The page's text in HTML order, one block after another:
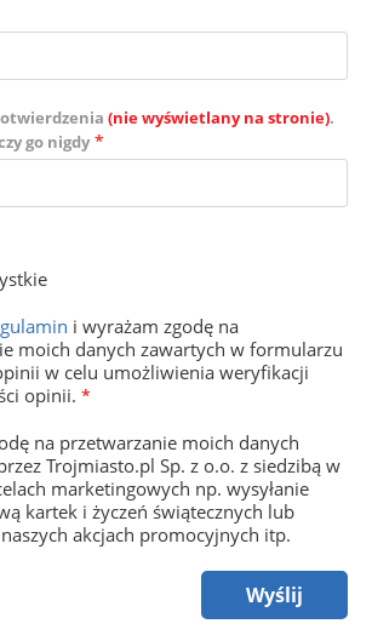
(nie wyświetlany na stronie).
go nigdy *
i wyrażam zgodę na
moich danych zawartych w formularzu
w celu umożliwienia weryfikacji
opinii. *
na przetwarzanie moich danych
Trojmiasto.pl Sp. z o.o. z siedzibą w
marketingowych np. wysyłanie
kartek i życzeń świątecznych lub
akcjach promocyjnych itp.
Wyślij